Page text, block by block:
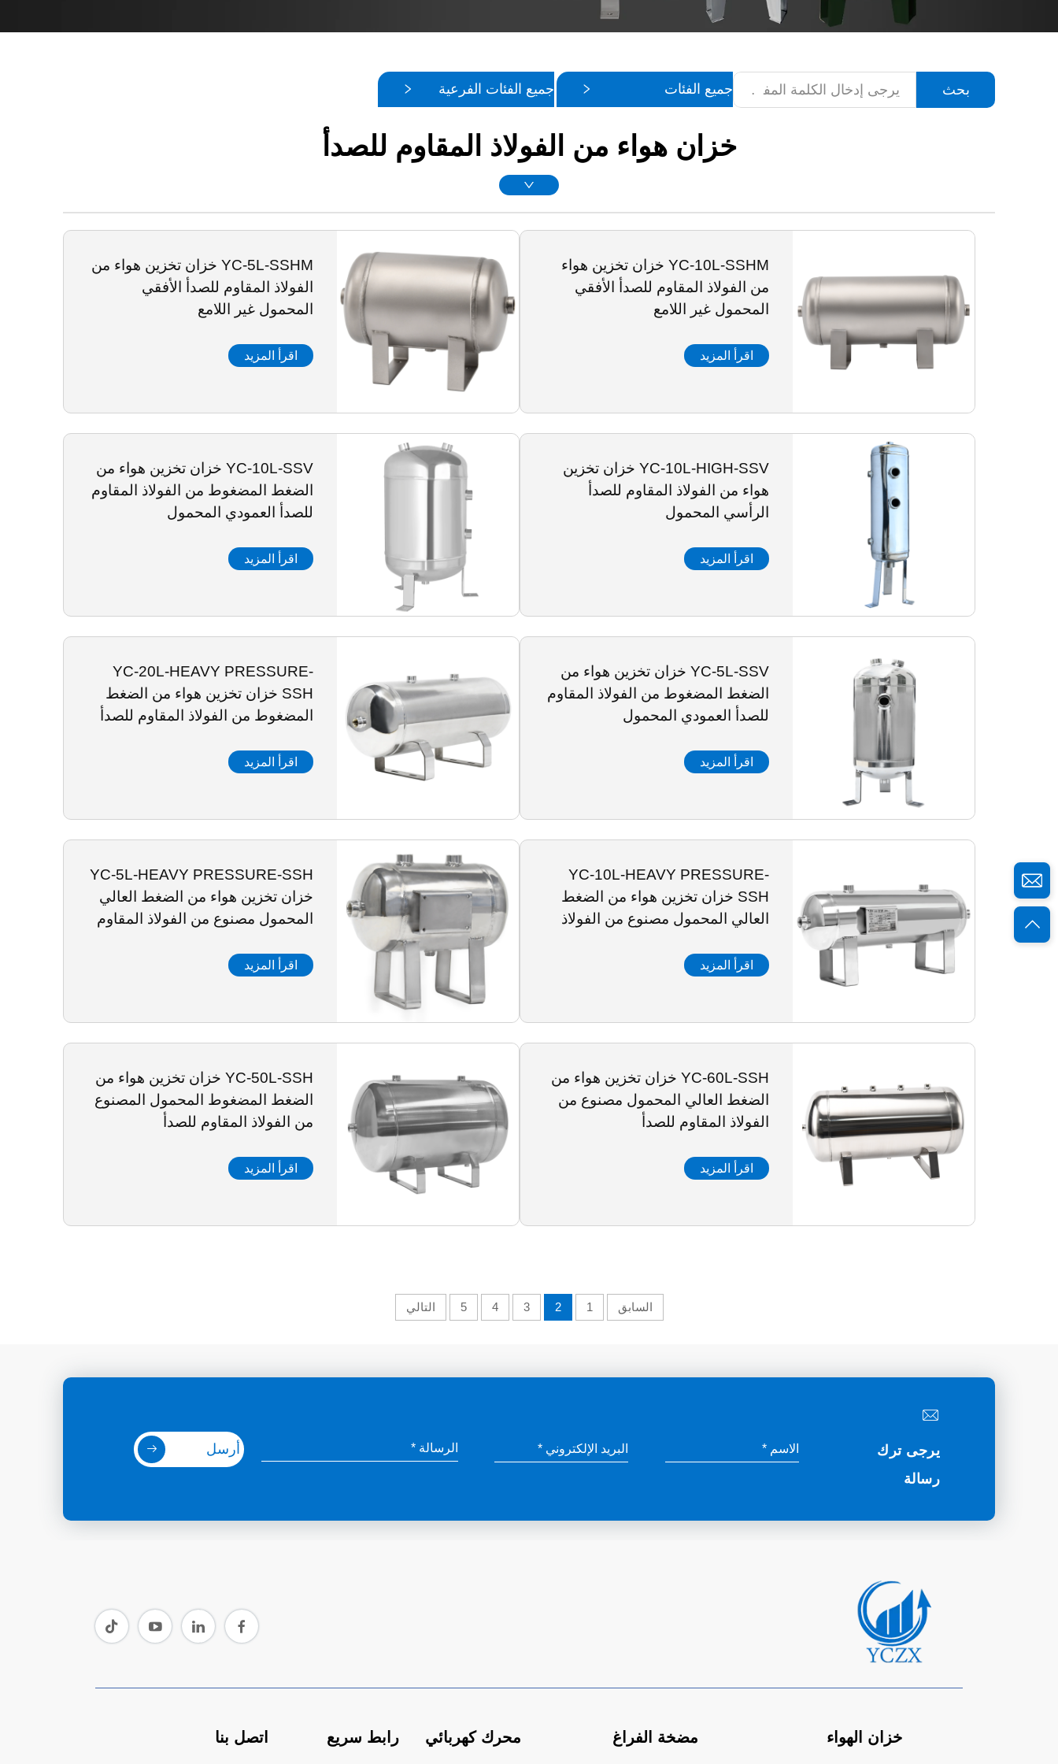
جميع الفئات جميع الفئات الفرعية بحث
خزان هواء من الفولاذ المقاوم للصدأ
YC-10L-SSHM خزان تخزين هواء
من الفولاذ المقاوم للصدأ الأفقي
المحمول غير اللامع
اقرأ المزيد
YC-5L-SSHM خزان تخزين هواء من
الفولاذ المقاوم للصدأ الأفقي
المحمول غير اللامع
اقرأ المزيد
YC-10L-HIGH-SSV خزان تخزين
هواء من الفولاذ المقاوم للصدأ
الرأسي المحمول
اقرأ المزيد
YC-10L-SSV خزان تخزين هواء من
الضغط المضغوط من الفولاذ المقاوم
للصدأ العمودي المحمول
اقرأ المزيد
YC-5L-SSV خزان تخزين هواء من
الضغط المضغوط من الفولاذ المقاوم
للصدأ العمودي المحمول
اقرأ المزيد
YC-20L-HEAVY PRESSURE-
SSH خزان تخزين هواء من الضغط
المضغوط من الفولاذ المقاوم للصدأ
اقرأ المزيد
YC-10L-HEAVY PRESSURE-
SSH خزان تخزين هواء من الضغط
العالي المحمول مصنوع من الفولاذ
اقرأ المزيد
YC-5L-HEAVY PRESSURE-SSH
خزان تخزين هواء من الضغط العالي
المحمول مصنوع من الفولاذ المقاوم
اقرأ المزيد
YC-60L-SSH خزان تخزين هواء من
الضغط العالي المحمول مصنوع من
الفولاذ المقاوم للصدأ
اقرأ المزيد
YC-50L-SSH خزان تخزين هواء من
الضغط المضغوط المحمول المصنوع
من الفولاذ المقاوم للصدأ
اقرأ المزيد
السابق 1
2
3
4
5 التالي
يرجى ترك
رسالة
أرسل
خزان الهواء مضخة الفراغ محرك كهربائي رابط سريع اتصل بنا